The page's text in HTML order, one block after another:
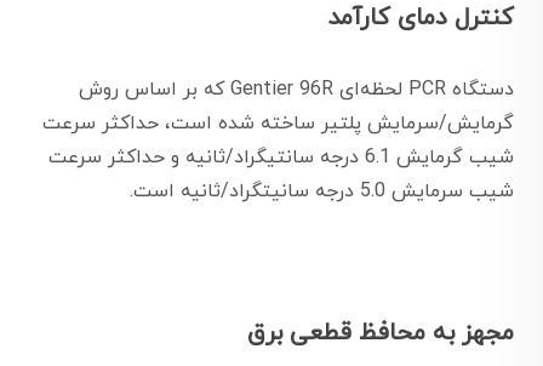
کنترل دمای کارآمد
دستگاه PCR لحظه‌ای Gentier 96R که بر اساس روش
گرمایش/سرمایش پلتیر ساخته شده است، حداکثر سرعت
شیب گرمایش 6.1 درجه سانتیگراد/ثانیه و حداکثر سرعت
شیب سرمایش 5.0 درجه سانیتگراد/ثانیه است.
مجهز به محافظ قطعی برق